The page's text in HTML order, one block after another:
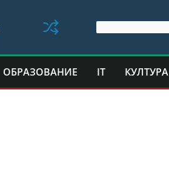
ОБРАЗОВАНИЕ IT КУЛТУРА